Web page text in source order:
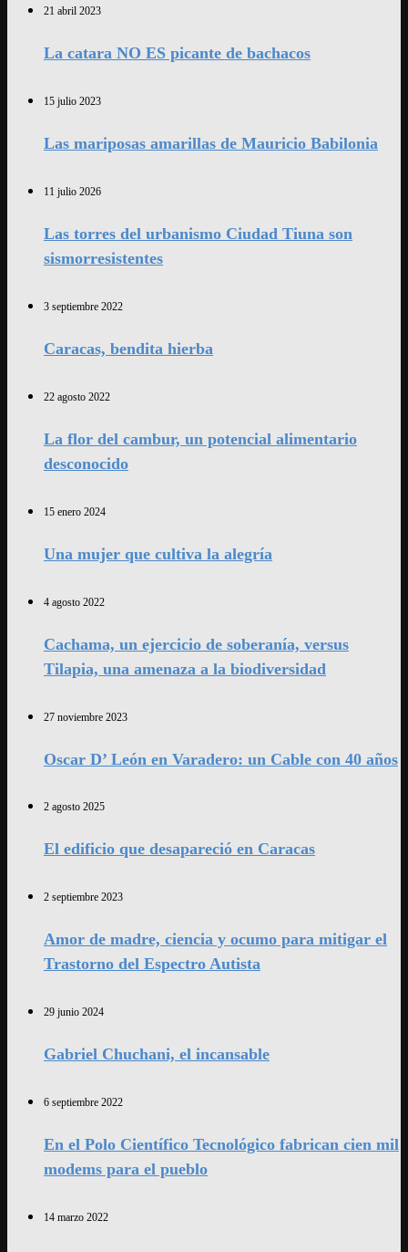
21 abril 2023
La catara NO ES picante de bachacos
15 julio 2023
Las mariposas amarillas de Mauricio Babilonia
11 julio 2026
Las torres del urbanismo Ciudad Tiuna son
sismorresistentes
3 septiembre 2022
Caracas, bendita hierba
22 agosto 2022
La flor del cambur, un potencial alimentario
desconocido
15 enero 2024
Una mujer que cultiva la alegría
4 agosto 2022
Cachama, un ejercicio de soberanía, versus
Tilapia, una amenaza a la biodiversidad
27 noviembre 2023
Oscar D’ León en Varadero: un Cable con 40 años
2 agosto 2025
El edificio que desapareció en Caracas
2 septiembre 2023
Amor de madre, ciencia y ocumo para mitigar el
Trastorno del Espectro Autista
29 junio 2024
Gabriel Chuchani, el incansable
6 septiembre 2022
En el Polo Científico Tecnológico fabrican cien mil
modems para el pueblo
14 marzo 2022